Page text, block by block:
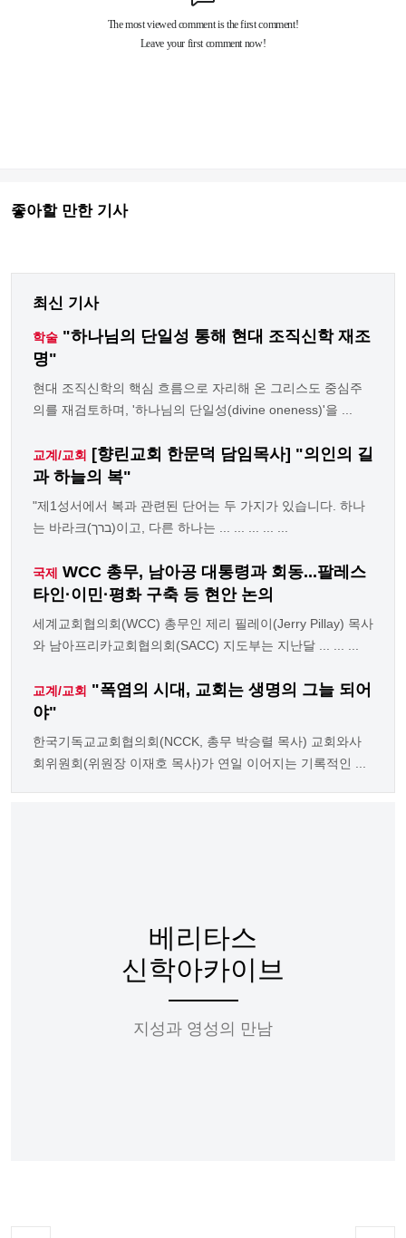
좋아할 만한 기사
최신 기사
학술 "하나님의 단일성 통해 현대 조직신학 재조
명"
현대 조직신학의 핵심 흐름으로 자리해 온 그리스도 중심주
의를 재검토하며, '하나님의 단일성(divine oneness)'을 ...
교계/교회 [향린교회 한문덕 담임목사] "의인의 길
과 하늘의 복"
"제1성서에서 복과 관련된 단어는 두 가지가 있습니다. 하나
는 바라크(ברך)이고, 다른 하나는 ... ... ... ... ...
국제 WCC 총무, 남아공 대통령과 회동...팔레스
타인·이민·평화 구축 등 현안 논의
세계교회협의회(WCC) 총무인 제리 필레이(Jerry Pillay) 목사
와 남아프리카교회협의회(SACC) 지도부는 지난달 ... ... ...
교계/교회 "폭염의 시대, 교회는 생명의 그늘 되어
야"
한국기독교교회협의회(NCCK, 총무 박승렬 목사) 교회와사
회위원회(위원장 이재호 목사)가 연일 이어지는 기록적인 ...
베리타스
신학아카이브
지성과 영성의 만남